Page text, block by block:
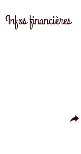
Infos financières